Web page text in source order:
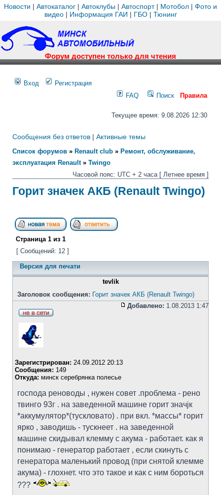
Новости | Автокаталог | Автоклубы | Автоспорт| Мотобол | Фото и
видео| Информация ГАИ | ГБО| Тюнинг
Форум доступен только для чтения
Вход
Регистрация
FAQ
Поиск Правила
Текущее время: 9.08.2026 12:30
Сообщения без ответов | Активные темы
Список форумов » Renault club » Ремонт, обслуживание,
эксплуатация Renault» Twingo
Часовой пояс: UTC + 2 часа [ Летнее время ]
Горит значек АКБ (Renault Twingo)
Страница 1 из 1
[ Сообщений: 12 ]
Версия для печати
tevlik
Заголовок сообщения: Горит значек АКБ (Renault Twingo)
Добавлено: 1.08.2013 1:47
Зарегистрирован: 24.09.2012 20:13
Сообщения: 149
Откуда: минск серебрянка полесье
господа реноводы , нужен совет .проблема - рено
твинго 93г . на заведенной машине горит значjк
*аккумулятор*(тускловато) . при вкл. *массы* горит
ярко , заводишь - тускнеет . на заведенной
машине скидывал клемму с акума - работает. как я
понимаю - генератор работает , если скинуть с
генератора маленький провод (при снятой клемме
акума) - глохнет. что это такое и как с ним бороться
???